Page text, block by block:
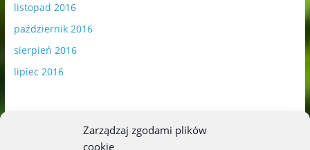
Zarządzaj zgodami plików
cookie
listopad 2016
październik 2016
sierpień 2016
lipiec 2016